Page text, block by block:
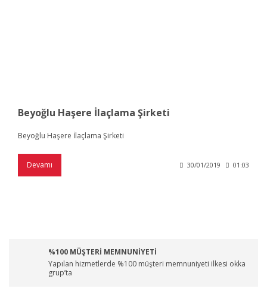
Beyoğlu Haşere İlaçlama Şirketi
Beyoğlu Haşere İlaçlama Şirketi
Devamı 30/01/2019 01:03
%100 MÜŞTERİ MEMNUNİYETİ
Yapılan hizmetlerde %100 müşteri memnuniyeti ilkesi okka
grup’ta